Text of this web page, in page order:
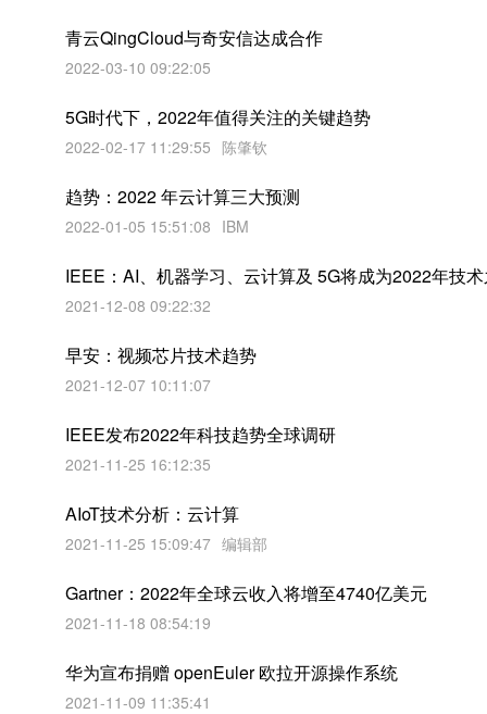
青云QingCloud与奇安信达成合作
2022-03-10 09:22:05
5G时代下，2022年值得关注的关键趋势
2022-02-17 11:29:55 陈肇钦
趋势：2022 年云计算三大预测
2022-01-05 15:51:08 IBM
IEEE：AI、机器学习、云计算及 5G将成为2022年技
2021-12-08 09:22:32
早安：视频芯片技术趋势
2021-12-07 10:11:07
IEEE发布2022年科技趋势全球调研
2021-11-25 16:12:35
AIoT技术分析：云计算
2021-11-25 15:09:47 编辑部
Gartner：2022年全球云收入将增至4740亿美元
2021-11-18 08:54:19
华为宣布捐赠 openEuler 欧拉开源操作系统
2021-11-09 11:35:41